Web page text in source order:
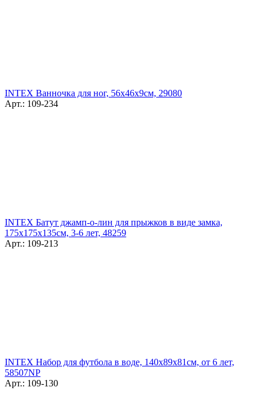
INTEX Ванночка для ног, 56х46х9см, 29080
Арт.: 109-234
INTEX Батут джамп-о-лин для прыжков в виде замка,
175х175х135см, 3-6 лет, 48259
Арт.: 109-213
INTEX Набор для футбола в воде, 140х89х81см, от 6 лет,
58507NP
Арт.: 109-130